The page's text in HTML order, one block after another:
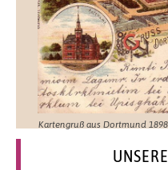
Kartengruß aus Dortmund